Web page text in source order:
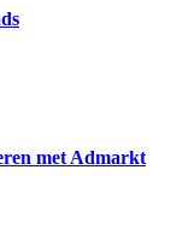
met Admarkt